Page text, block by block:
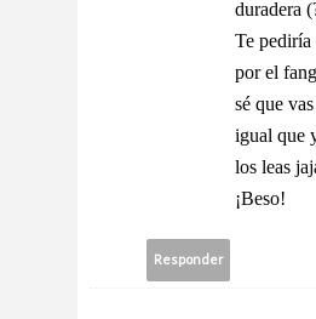
duradera
Te pediría
por el
sé que
igual que
los leas
¡Beso!
Responder